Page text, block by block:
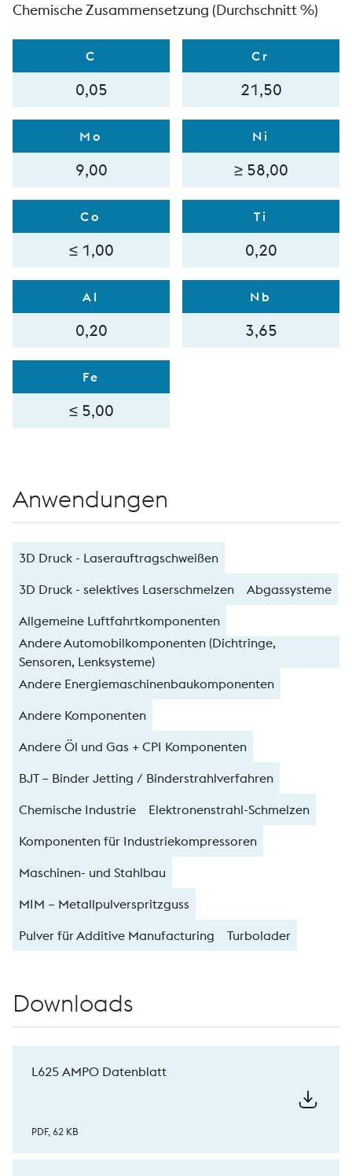
Chemische Zusammensetzung (Durchschnitt %)
C
0,05
Cr
21,50
Mo
9,00
Ni
≥ 58,00
Co
≤ 1,00
Ti
0,20
Al
0,20
Nb
3,65
Fe
≤ 5,00
Anwendungen
3D Druck - Laserauftragschweißen
3D Druck - selektives Laserschmelzen
Abgassysteme
Allgemeine Luftfahrtkomponenten
Andere Automobilkomponenten (Dichtringe,
Sensoren, Lenksysteme)
Andere Energiemaschinenbaukomponenten
Andere Komponenten
Andere Öl und Gas + CPI Komponenten
BJT – Binder Jetting / Binderstrahlverfahren
Chemische Industrie
Elektronenstrahl-Schmelzen
Komponenten für Industriekompressoren
Maschinen- und Stahlbau
MIM – Metallpulverspritzguss
Pulver für Additive Manufacturing
Turbolader
Downloads
L625 AMPO Datenblatt
PDF, 62 KB